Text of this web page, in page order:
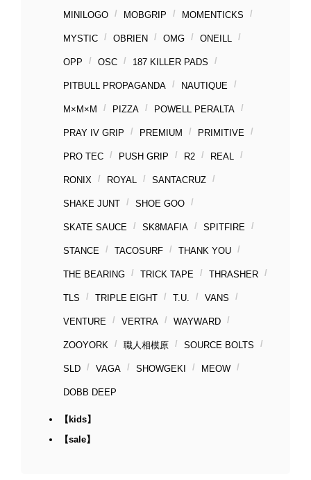
MINILOGO MOBGRIP MOMENTICKS
MYSTIC OBRIEN OMG ONEILL
OPP OSC 187 KILLER PADS
PITBULL PROPAGANDA NAUTIQUE
M×M×M PIZZA POWELL PERALTA
PRAY IV GRIP PREMIUM PRIMITIVE
PRO TEC PUSH GRIP R2 REAL
RONIX ROYAL SANTACRUZ
SHAKE JUNT SHOE GOO
SKATE SAUCE SK8MAFIA SPITFIRE
STANCE TACOSURF THANK YOU
THE BEARING TRICK TAPE THRASHER
TLS TRIPLE EIGHT T.U. VANS
VENTURE VERTRA WAYWARD
ZOOYORK 職人相模原 SOURCE BOLTS
SLD VAGA SHOWGEKI MEOW
DOBB DEEP
【kids】
【sale】